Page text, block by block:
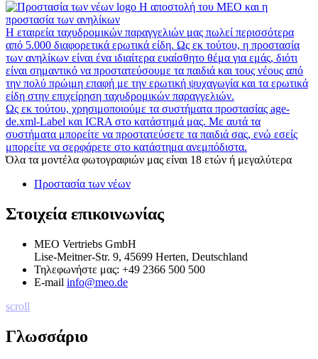
Η αποστολή του MEO και η
προστασία των ανηλίκων
Η εταιρεία ταχυδρομικών παραγγελιών μας πωλεί περισσότερα
από 5.000 διαφορετικά ερωτικά είδη. Ως εκ τούτου, η προστασία
των ανηλίκων είναι ένα ιδιαίτερα ευαίσθητο θέμα για εμάς, διότι
είναι σημαντικό να προστατεύσουμε τα παιδιά και τους νέους από
την πολύ πρώιμη επαφή με την ερωτική ψυχαγωγία και τα ερωτικά
είδη στην επιχείρηση ταχυδρομικών παραγγελιών.
Ως εκ τούτου, χρησιμοποιούμε τα συστήματα προστασίας age-
de.xml-Label και ICRA στο κατάστημά μας. Με αυτά τα
συστήματα μπορείτε να προστατεύσετε τα παιδιά σας, ενώ εσείς
μπορείτε να σερφάρετε στο κατάστημα ανεμπόδιστα.
Όλα τα μοντέλα φωτογραφιών μας είναι 18 ετών ή μεγαλύτερα
Προστασία των νέων
Στοιχεία επικοινωνίας
MEO Vertriebs GmbH
Lise-Meitner-Str. 9, 45699 Herten, Deutschland
Τηλεφωνήστε μας: +49 2366 500 500
E-mail info@meo.de
scroll
Γλωσσάριο